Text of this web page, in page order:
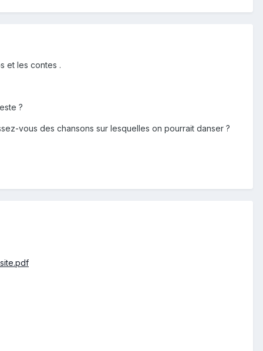
et les contes .
?
vous des chansons sur lesquelles on pourrait danser ?